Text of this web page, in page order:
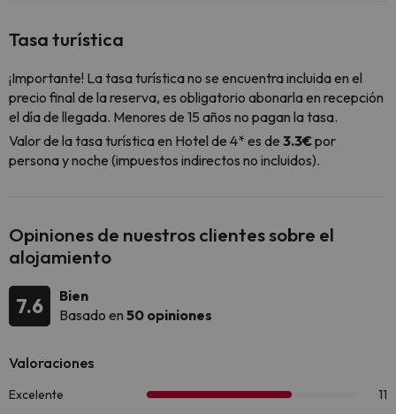
Tasa turística
¡Importante! La tasa turística no se encuentra incluida en el
precio final de la reserva, es obligatorio abonarla en recepción
el día de llegada. Menores de 15 años no pagan la tasa.
Valor de la tasa turística en Hotel de 4* es de 3.3€por
persona y noche (impuestos indirectos no incluidos).
Opiniones de nuestros clientes sobre el
alojamiento
7.6
Bien
Basado en 50 opiniones